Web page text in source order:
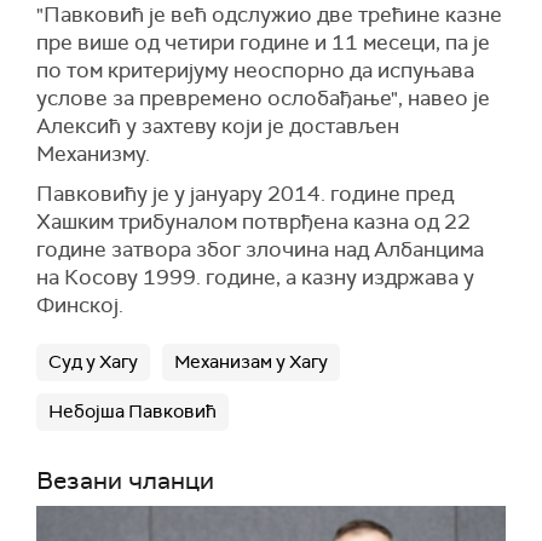
"Павковић је већ одслужио две трећине казне
пре више од четири године и 11 месеци, па је
по том критеријуму неоспорно да испуњава
услове за превремено ослобађање", навео је
Алексић у захтеву који је достављен
Механизму.
Павковићу је у јануару 2014. године пред
Хашким трибуналом потврђена казна од 22
године затвора због злочина над Албанцима
на Косову 1999. године, а казну издржава у
Финској.
Суд у Хагу Механизам у Хагу
Небојша Павковић
Везани чланци